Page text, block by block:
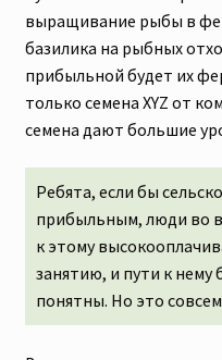
выращивание рыбы в
базилика на рыбных
прибыльной будет их
только семена XYZ от
семена дают большие
Ребята, если бы
прибыльным, люди во
к этому
занятию, и пути к
понятны. Но это